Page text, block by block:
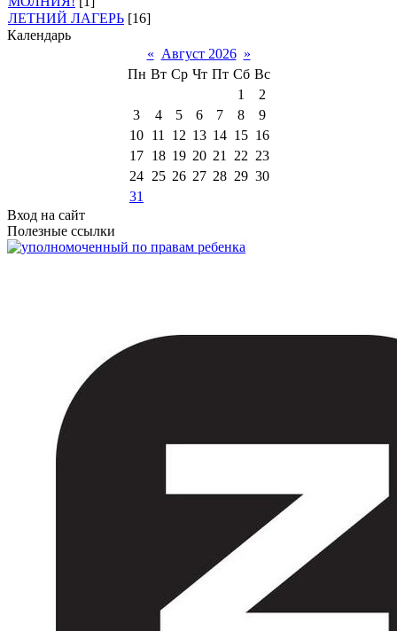
ЛЕТНИЙ ЛАГЕРЬ [16]
Календарь
« Август 2026 »
Пн Вт Ср Чт Пт Сб Вс
1
2
3
4 5 6 7 8
9
10 11 12 13 14 15 16
17 18 19 20 21 22 23
24 25 26 27 28 29 30
31
Вход на сайт
Полезные ссылки